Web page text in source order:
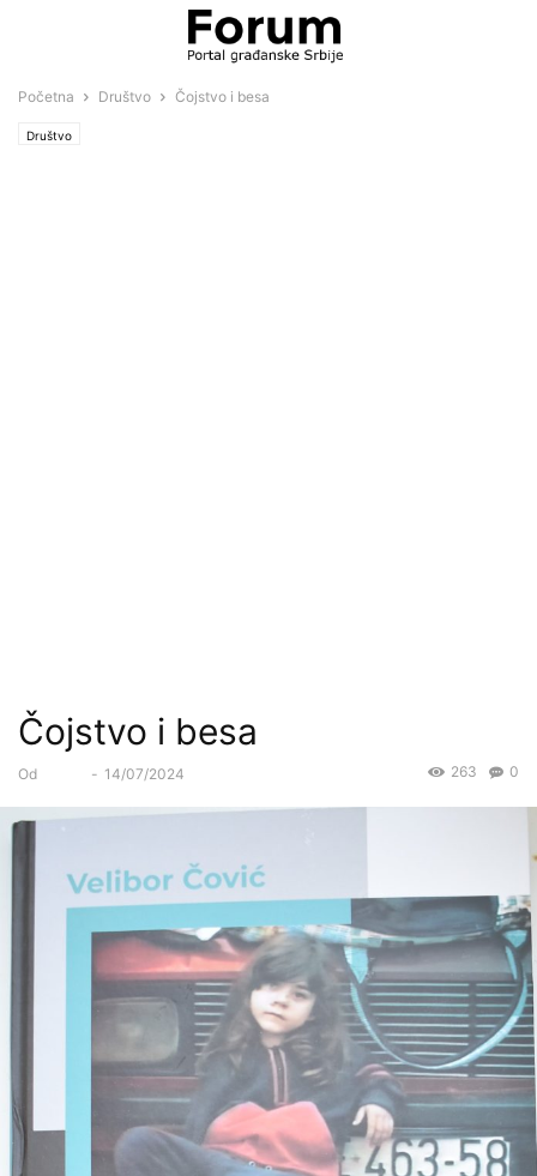
Početna Društvo Čojstvo i besa
Društvo
Čojstvo i besa
Od - 14/07/2024 0
263